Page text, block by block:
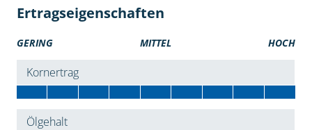
Ertragseigenschaften
GERING MITTEL HOCH
Kornertrag
Ölgehalt